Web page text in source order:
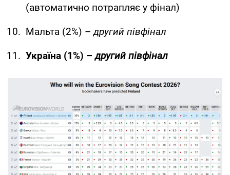
(автоматично потрапляє у фінал)
Мальта (2%) –другий півфінал
Україна (1%) –другий півфінал